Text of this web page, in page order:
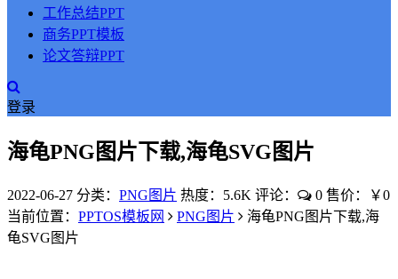
工作总结PPT
商务PPT模板
论文答辩PPT
登录
海龟PNG图片下载,海龟SVG图片
2022-06-27 分类： PNG图片 热度：5.6K 评论： 0 售价：￥0
当前位置： PPTOS模板网 PNG图片
海龟PNG图片下载,海
龟SVG图片